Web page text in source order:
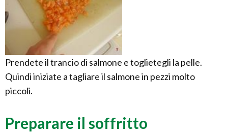
Prendete il trancio di salmone e toglietegli la pelle.
Quindi iniziate a tagliare il salmone in pezzi molto
piccoli.
Preparare il soffritto